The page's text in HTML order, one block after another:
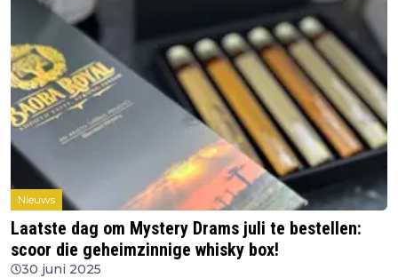
Nieuws
Laatste dag om Mystery Drams juli te bestellen:
scoor die geheimzinnige whisky box!
30 juni 2025